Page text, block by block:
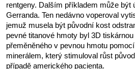
rentgeny. Dalším příkladem může být
Gerranda. Ten nedávno voperoval
jemuž musela být původní kost
pevné titanové hmoty byl 3D
přeměněného v pevnou hmotu
minerálem, který stimuloval růst
případě amerického pacienta.